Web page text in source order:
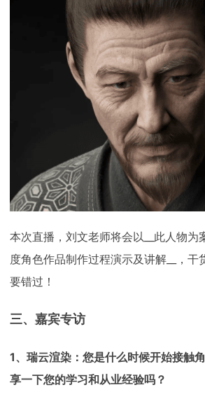
本次直播，刘文老师将会以__此人物为
度角色作品制作过程演示及讲解__，干
要错过！
三、嘉宾专访
1、瑞云渲染：您是什么时候开始接触
享一下您的学习和从业经验吗？